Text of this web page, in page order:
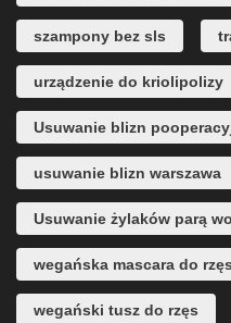
szampony bez sls
urządzenie do kriolipolizy
Usuwanie blizn
usuwanie blizn warszawa
Usuwanie żylaków parą
wegańska mascara do rzęs
wegański tusz do rzęs